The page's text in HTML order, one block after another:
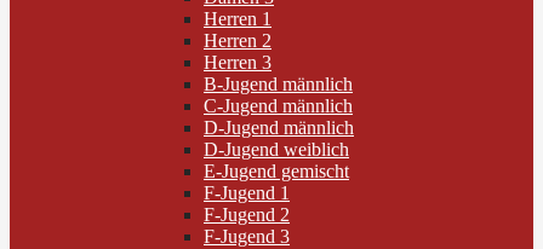
Herren 1
Herren 2
Herren 3
B-Jugend männlich
C-Jugend männlich
D-Jugend männlich
D-Jugend weiblich
E-Jugend gemischt
F-Jugend 1
F-Jugend 2
F-Jugend 3